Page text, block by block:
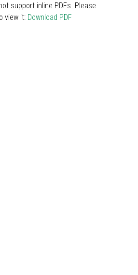
support inline PDFs. Please
view it: Download PDF